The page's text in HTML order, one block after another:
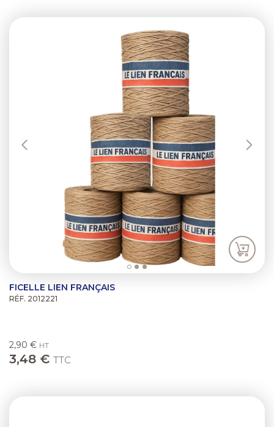
FICELLE LIEN FRANÇAIS
RÉF. 2012221
2,90 € HT
3,48 € TTC